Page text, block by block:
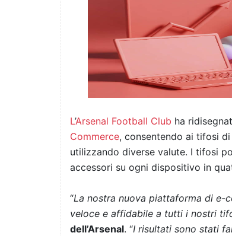
L’Arsenal Football Club ha
Commerce, consentendo ai tifosi
utilizzando diverse valute. I tifosi
accessori su ogni dispositivo in
“La nostra nuova piattaforma di e-
veloce e affidabile a tutti i nostri
dell’Arsenal. “I risultati sono stati